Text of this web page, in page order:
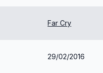
Far Cry
29/02/2016